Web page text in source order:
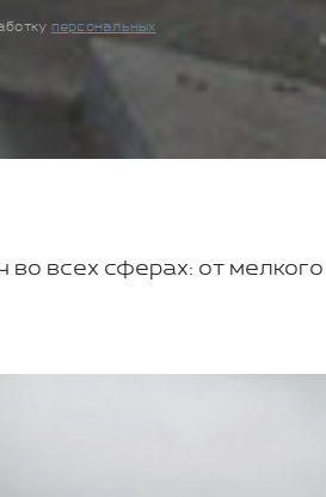
персональных
всех сферах: от